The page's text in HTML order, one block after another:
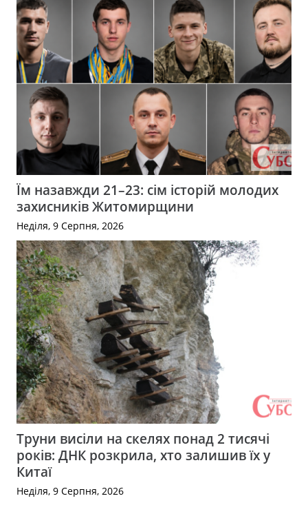
Їм назавжди 21–23: сім історій молодих
захисників Житомирщини
Неділя, 9 Серпня, 2026
Труни висіли на скелях понад 2 тисячі
років: ДНК розкрила, хто залишив їх у
Китаї
Неділя, 9 Серпня, 2026